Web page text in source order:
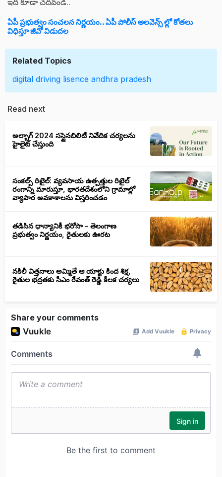
ఏపీ ప్రభుత్వం సంచలన నిర్ణయం.. ఏపీ పోలీస్ అలవెన్స్ ల్లో కోతలు
విధిస్తూ జీవో విడుదల
Related Topics
digital driving lisence andhra pradesh
Read next
అల్బాగ్ 2024 సస్టైనబిలిటీ నివేదిక చర్యలను
హైలైట్ చేస్తుంది
సంకల్ప్ రిటైల్: వ్యవసాయ ఉత్పత్తుల రిటైల్
రంగాన్ని మారుస్తూ, భారతదేశంలోని గ్రామాల్లో
వ్యాపార అవకాశాలను విస్తరించడం
తడిసిన ధాన్యానికీ భరోసా – తెలంగాణ
ప్రభుత్వం నిర్ణయం, రైతులకు ఊరట
నకిలీ విత్తనాలు అమ్మితే ఆ యాక్టు కింద శిక్ష,
రైతుల భద్రతకు సీఎం రేవంత్ రెడ్డి కీలక చర్యలు
Share your comments